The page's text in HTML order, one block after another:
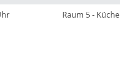
Raum 5 - Küche